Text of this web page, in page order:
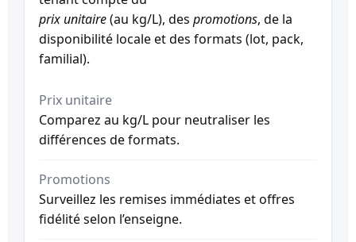
prix unitaire(au kg/L), des promotions, de la
disponibilité locale et des formats (lot, pack,
familial).
Prix unitaire
Comparez au kg/L pour neutraliser les
différences de formats.
Promotions
Surveillez les remises immédiates et offres
fidélité selon l’enseigne.